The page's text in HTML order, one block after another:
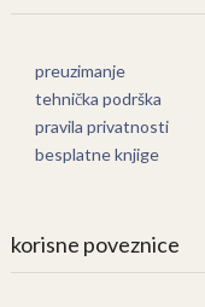
preuzimanje
tehnička podrška
pravila privatnosti
besplatne knjige
korisne poveznice